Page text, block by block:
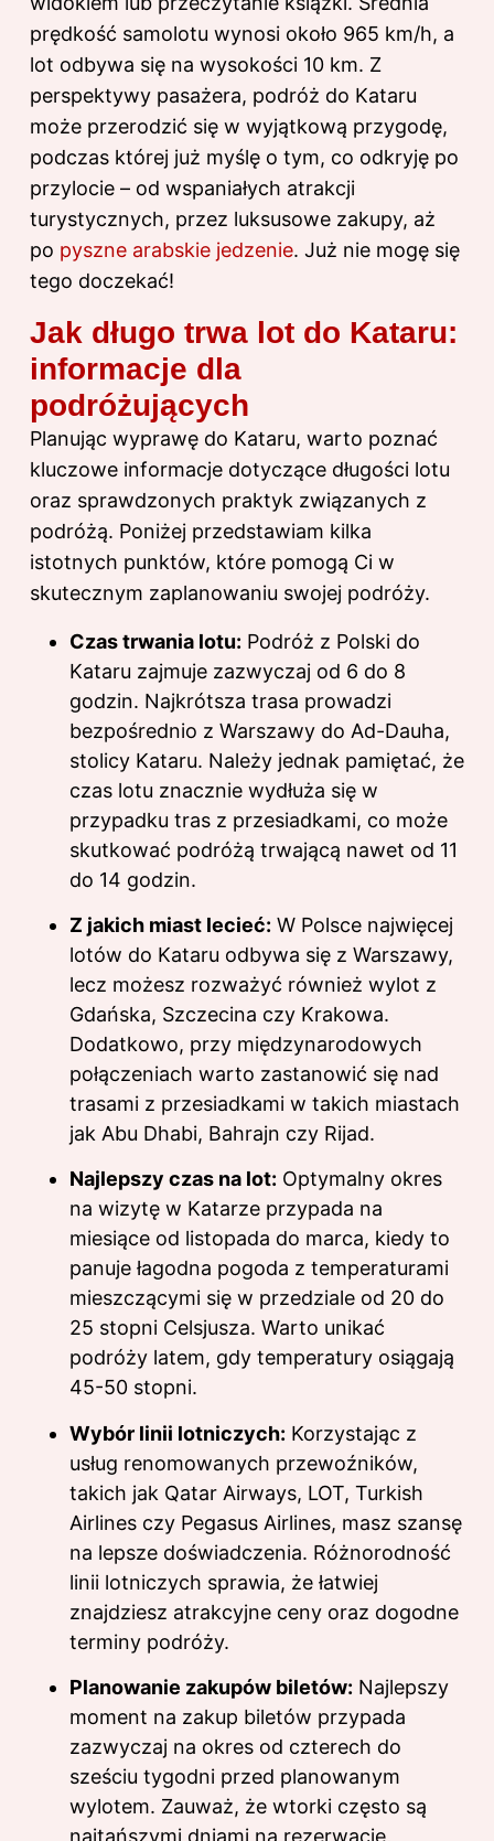
prędkość samolotu wynosi około 965 km/h, a
lot odbywa się na wysokości 10 km. Z
perspektywy pasażera, podróż do Kataru
może przerodzić się w wyjątkową przygodę,
podczas której już myślę o tym, co odkryję po
przylocie – od wspaniałych atrakcji
turystycznych, przez luksusowe zakupy, aż
po pyszne arabskie jedzenie. Już nie mogę się
tego doczekać!
Jak długo trwa lot do Kataru:
informacje dla
podróżujących
Planując wyprawę do Kataru, warto poznać
kluczowe informacje dotyczące długości lotu
oraz sprawdzonych praktyk związanych z
podróżą. Poniżej przedstawiam kilka
istotnych punktów, które pomogą Ci w
skutecznym zaplanowaniu swojej podróży.
Czas trwania lotu: Podróż z Polski do
Kataru zajmuje zazwyczaj od 6 do 8
godzin. Najkrótsza trasa prowadzi
bezpośrednio z Warszawy do Ad-Dauha,
stolicy Kataru. Należy jednak pamiętać, że
czas lotu znacznie wydłuża się w
przypadku tras z przesiadkami, co może
skutkować podróżą trwającą nawet od 11
do 14 godzin.
Z jakich miast lecieć: W Polsce najwięcej
lotów do Kataru odbywa się z Warszawy,
lecz możesz rozważyć również wylot z
Gdańska, Szczecina czy Krakowa.
Dodatkowo, przy międzynarodowych
połączeniach warto zastanowić się nad
trasami z przesiadkami w takich miastach
jak Abu Dhabi, Bahrajn czy Rijad.
Najlepszy czas na lot: Optymalny okres
na wizytę w Katarze przypada na
miesiące od listopada do marca, kiedy to
panuje łagodna pogoda z temperaturami
mieszczącymi się w przedziale od 20 do
25 stopni Celsjusza. Warto unikać
podróży latem, gdy temperatury osiągają
45-50 stopni.
Wybór linii lotniczych: Korzystając z
usług renomowanych przewoźników,
takich jak Qatar Airways, LOT, Turkish
Airlines czy Pegasus Airlines, masz szansę
na lepsze doświadczenia. Różnorodność
linii lotniczych sprawia, że łatwiej
znajdziesz atrakcyjne ceny oraz dogodne
terminy podróży.
Planowanie zakupów biletów: Najlepszy
moment na zakup biletów przypada
zazwyczaj na okres od czterech do
sześciu tygodni przed planowanym
wylotem. Zauważ, że wtorki często są
najtańszymi dniami na rezerwacje,